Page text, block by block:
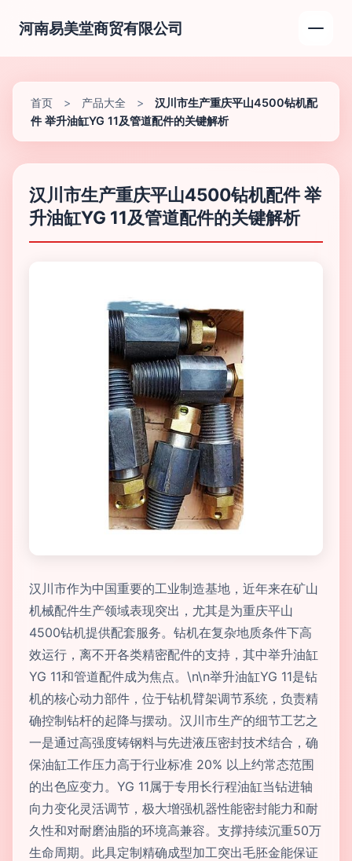
河南易美堂商贸有限公司
首页 > 产品大全 >
汉川市生产重庆平山4500钻机配
件 举升油缸YG 11及管道配件的关键解析
汉川市生产重庆平山4500钻机配件 举
升油缸YG 11及管道配件的关键解析
汉川市作为中国重要的工业制造基地，近年来在矿山
机械配件生产领域表现突出，尤其是为重庆平山
4500钻机提供配套服务。钻机在复杂地质条件下高
效运行，离不开各类精密配件的支持，其中举升油缸
YG 11和管道配件成为焦点。\n\n举升油缸YG 11是钻
机的核心动力部件，位于钻机臂架调节系统，负责精
确控制钻杆的起降与摆动。汉川市生产的细节工艺之
一是通过高强度铸钢料与先进液压密封技术结合，确
保油缸工作压力高于行业标准 20% 以上约常态范围
的出色应变力。YG 11属于专用长行程油缸当钻进轴
向力变化灵活调节，极大增强机器性能密封能力和耐
久性和对耐磨油脂的环境高兼容。支撑持续沉重50万
生命周期。此具定制精确成型加工突出毛胚金能保证